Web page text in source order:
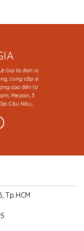
Gia là đơn vị
cung cấp sỉ
cao đến từ
Meizan, 3
Cầu Nâu,..
Tp.HCM